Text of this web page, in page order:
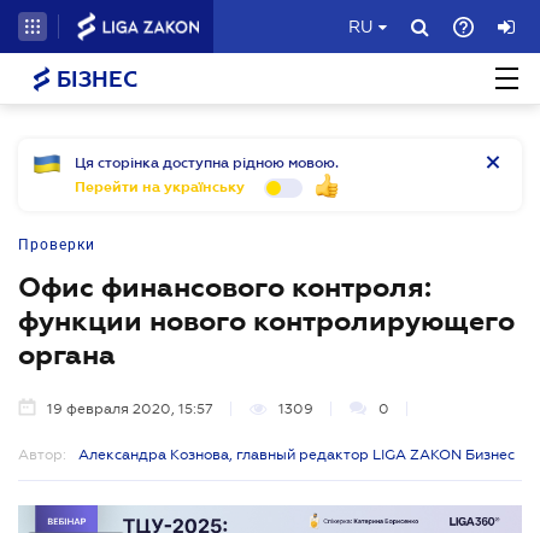
RU
БІЗНЕС
Ця сторінка доступна рідною мовою.
Перейти на українську
Проверки
Офис финансового контроля:
функции нового контролирующего
органа
19 февраля 2020, 15:57 1309 0
Автор: Александра Кознова, главный редактор LIGA ZAKON Бизнес